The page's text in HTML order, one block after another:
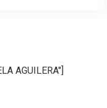
AGUILERA"]